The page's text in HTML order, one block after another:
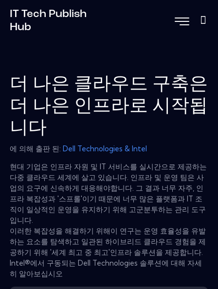
IT Tech Publish
Hub
더 나은 클라우드 구축은
더 나은 인프라로 시작됩
니다
에 의해 출판 된: Dell Technologies & Intel
현대 기업은 인프라 자원 및 IT 서비스를 실시간으로 제공하는
다중 클라우드 세계에 살고 있습니다. 인프라 및 운영 팀은 사
업의 요구에 신속하게 대응해야합니다. 그 결과 너무 자주, 인
프라 복잡성과 '스프롤'이기 때문에 너무 많은 플랫폼과 IT 조
직이 일상적인 운영을 유지하기 위해 고군분투하는 관리 도구
입니다.
이러한 복잡성을 해결하기 위해이 연구는 운영 효율성을 유발
하는 요소를 탐색하고 일관된 하이브리드 클라우드 경험을 제
공하기 위해 '세계 최고 중 최고'인프라 솔루션을 제공합니다.
Intel®에서 구동되는 Dell Technologies 솔루션에 대해 자세
히 알아보십시오